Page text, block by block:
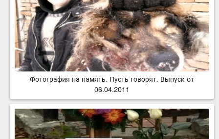
Фотография на память. Пусть говорят. Выпуск от
06.04.2011